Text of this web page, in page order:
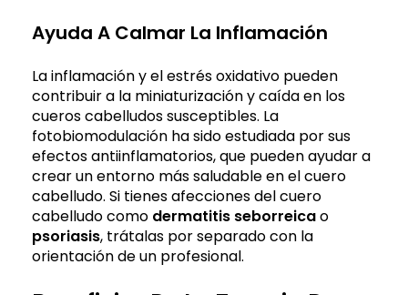
Ayuda A Calmar La Inflamación
La inflamación y el estrés oxidativo pueden
contribuir a la miniaturización y caída en los
cueros cabelludos susceptibles. La
fotobiomodulación ha sido estudiada por sus
efectos antiinflamatorios, que pueden ayudar a
crear un entorno más saludable en el cuero
cabelludo. Si tienes afecciones del cuero
cabelludo como dermatitis seborreicao
psoriasis, trátalas por separado con la
orientación de un profesional.